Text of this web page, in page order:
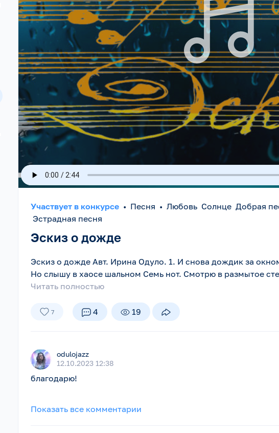
Участвует в конкурсе • Песня • Любовь Солнце Добрая
Эстрадная песня
Эскиз о дожде
Эскиз о дожде Авт. Ирина Одуло. 1. И снова дождик за
Но слышу в хаосе шальном Семь нот. Смотрю в размытое
Читать полностью
7 4 19
odulojazz
12.10.2023 12:38
благодарю!
Показать все комментарии